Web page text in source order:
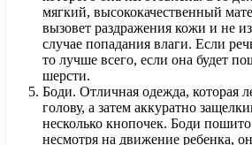
мягкий, высококачественный
вызовет раздражения кожи и не
случае попадания влаги. Если
то лучше всего, если она будет
шерсти.
Боди. Отличная одежда, которая
голову, а затем аккуратно
несколько кнопочек. Боди
несмотря на движение ребенка,